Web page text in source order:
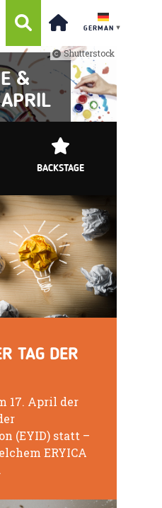
GERMAN ▼
Shutterstock
&
BACKSTAGE
TAG DER
17. April der
(EYID) statt –
ERYICA